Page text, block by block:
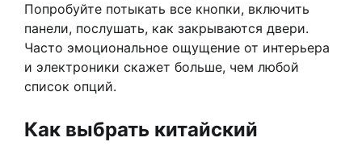
Попробуйте потыкать все кнопки, включить
панели, послушать, как закрываются двери.
Часто эмоциональное ощущение от интерьера
и электроники скажет больше, чем любой
список опций.
Как выбрать китайский